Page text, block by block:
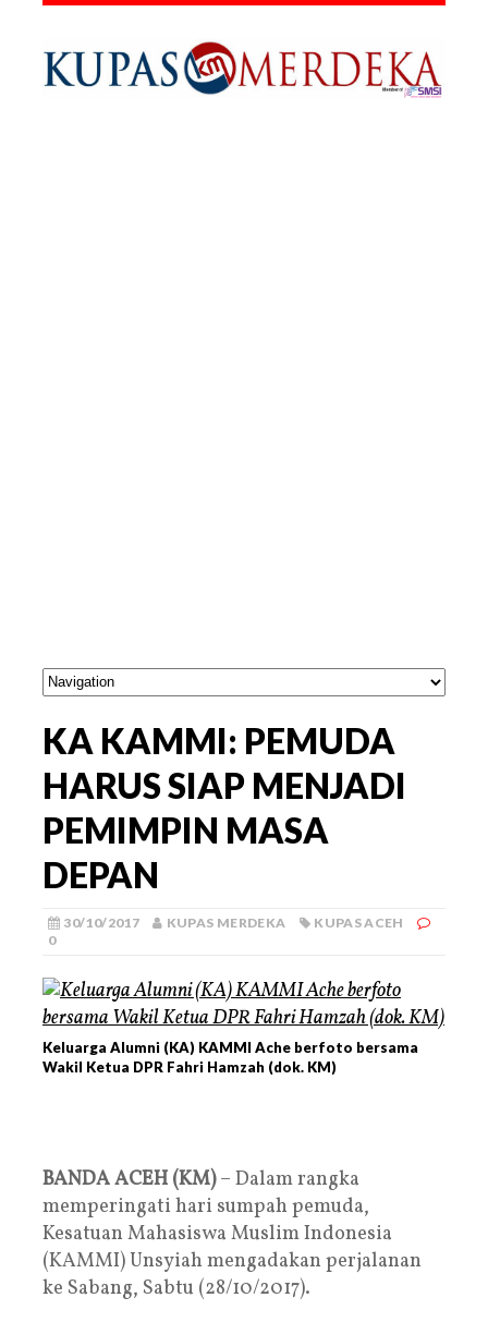
KA KAMMI: PEMUDA
HARUS SIAP MENJADI
PEMIMPIN MASA
DEPAN
30/10/2017 KUPAS MERDEKA
KUPAS ACEH
0
Keluarga Alumni (KA) KAMMI Ache berfoto bersama
Wakil Ketua DPR Fahri Hamzah (dok. KM)
BANDA ACEH (KM)– Dalam rangka
memperingati hari sumpah pemuda,
Kesatuan Mahasiswa Muslim Indonesia
(KAMMI) Unsyiah mengadakan perjalanan
ke Sabang, Sabtu (28/10/2017).